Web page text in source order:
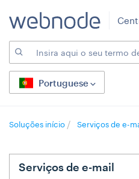
Portuguese
Soluções início Serviços de e-
Serviços de e-mail